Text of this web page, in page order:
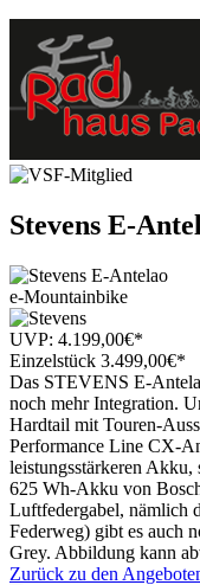
Stevens E-
e-Mountainbike
UVP: 4.199,00€*
Einzelstück 3.499,00€*
Das STEVENS E-
noch mehr Integration.
Hardtail mit Touren-
Performance Line CX-
leistungsstärkeren Akku,
625 Wh-Akku von
Luftfedergabel, nämlich
Federweg) gibt es auch
Grey. Abbildung kann
Zurück zu den